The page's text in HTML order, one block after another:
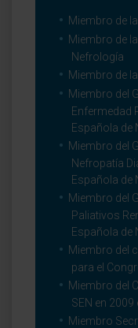
Miembro de
Miembro de
Nefrología
Miembro de
Miembro del
Enfermedad
Española de
Miembro del
Nefropatía
Española de
Miembro del
Paliativos
Española de
Miembro del
para el
Miembro del
SEN en 2009
Miembro